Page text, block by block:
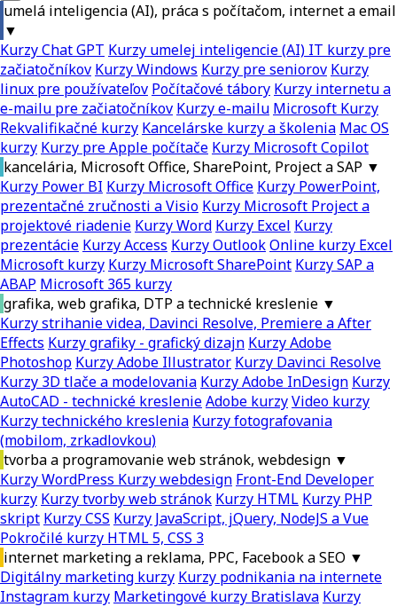
umelá inteligencia (AI), práca s počítačom, internet a email
▼
Kurzy Chat GPT Kurzy umelej inteligencie (AI) IT kurzy pre
začiatočníkov Kurzy Windows Kurzy pre seniorov Kurzy
linux pre používateľov Počítačové tábory Kurzy internetu a
e-mailu pre začiatočníkov Kurzy e-mailu Microsoft Kurzy
Rekvalifikačné kurzy Kancelárske kurzy a školenia Mac OS
kurzy Kurzy pre Apple počítače Kurzy Microsoft Copilot
kancelária, Microsoft Office, SharePoint, Project a SAP ▼
Kurzy Power BI Kurzy Microsoft Office Kurzy PowerPoint,
prezentačné zručnosti a Visio Kurzy Microsoft Project a
projektové riadenie Kurzy Word Kurzy Excel Kurzy
prezentácie Kurzy Access Kurzy OutlookOnline kurzy Excel
Microsoft kurzy Kurzy Microsoft SharePoint Kurzy SAP a
ABAP Microsoft 365 kurzy
grafika, web grafika, DTP a technické kreslenie ▼
Kurzy strihanie videa, Davinci Resolve, Premiere a After
Effects Kurzy grafiky - grafický dizajn Kurzy Adobe
Photoshop Kurzy Adobe Illustrator Kurzy Davinci Resolve
Kurzy 3D tlače a modelovania Kurzy Adobe InDesign Kurzy
AutoCAD - technické kreslenieAdobe kurzyVideo kurzy
Kurzy technického kreslenia Kurzy fotografovania
(mobilom, zrkadlovkou)
tvorba a programovanie web stránok, webdesign ▼
Kurzy WordPress Kurzy webdesign Front-End Developer
kurzy Kurzy tvorby web stránok Kurzy HTML Kurzy PHP
skript Kurzy CSS Kurzy JavaScript, jQuery, NodeJS a Vue
Pokročilé kurzy HTML 5, CSS 3
internet marketing a reklama, PPC, Facebook a SEO ▼
Digitálny marketing kurzy Kurzy podnikania na internete
Instagram kurzy Marketingové kurzy Bratislava Kurzy